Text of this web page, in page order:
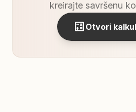
kreirajte savršenu
calculate Otvori